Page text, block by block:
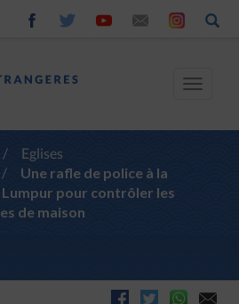
Toggle
/
Eglises
/
Une rafle de police à la
pour contrôler les
de maison